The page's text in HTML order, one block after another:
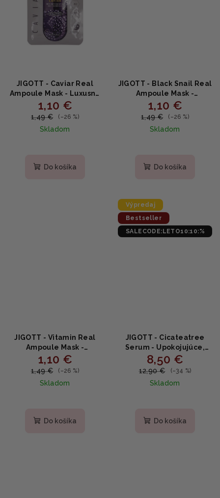
JIGOTT - Caviar Real
Ampoule Mask - Luxusná
pleťová maska s
kaviárom a kolagénom
1,10 €
1,49 € (–26 %)
Skladom
produktu
Do košíka
JIGOTT - Black Snail Real
Ampoule Mask -
Regeneračná ampulková
maska so slimačím
extraktom 27ml
1,10 €
1,49 € (–26 %)
Skladom
produktu
hviezdičiek.
Do košíka
JIGOTT - Vitamin Real
Ampoule Mask -
Omladzujúca ampulová
maska s vitamínmi a
ženšenom 27ml
1,10 €
1,49 € (–26 %)
Skladom
Do košíka
Výpredaj
Bestseller
SALECODE:LETO10:10:%
JIGOTT - Cicateatree
Serum - Upokojujúce,
rozjasňujúce sérum s
centellou a tea tree
8,50 €
12,90 € (–34 %)
Skladom
produktu
Do košíka